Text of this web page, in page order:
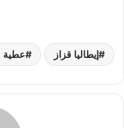
إيطاليا قزاز عطية